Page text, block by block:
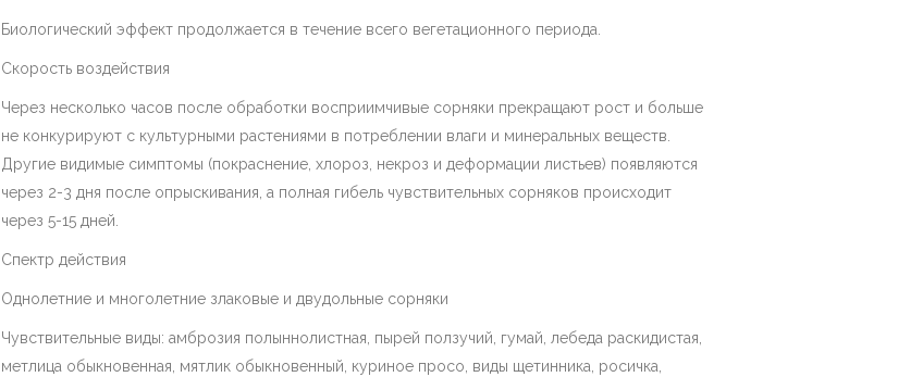
Биологический эффект продолжается в течение всего вегетационного периода.
Скорость воздействия
Через несколько часов после обработки восприимчивые сорняки прекращают рост и больше
не конкурируют с культурными растениями в потреблении влаги и минеральных веществ.
Другие видимые симптомы (покраснение, хлороз, некроз и деформации листьев) появляются
через 2-3 дня после опрыскивания, а полная гибель чувствительных сорняков происходит
через 5-15 дней.
Спектр действия
Однолетние и многолетние злаковые и двудольные сорняки
Чувствительные виды: амброзия полыннолистная, пырей ползучий, гумай, лебеда раскидистая,
метлица обыкновенная, мятлик обыкновенный, куриное просо, виды щетинника, росичка,